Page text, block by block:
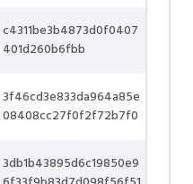
c4311be3b4873d0f0407
401d260b6fbb
3f46cd3e833da964a85e
08408cc27f0f2f72b7f0
3db1b43895d6c19850e9